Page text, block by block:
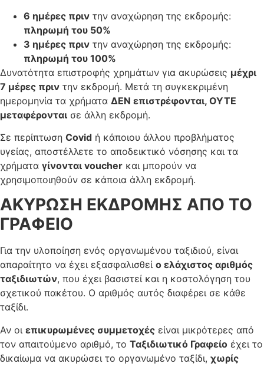
6 ημέρες πριν την αναχώρηση της εκδρομής:
πληρωμή του 50%
3 ημέρες πριν την αναχώρηση της εκδρομής:
πληρωμή του 100%
Δυνατότητα επιστροφής χρημάτων για ακυρώσεις μέχρι
7 μέρες πριν την εκδρομή. Μετά τη συγκεκριμένη
ημερομηνία τα χρήματα ΔΕΝ επιστρέφονται, ΟΥΤΕ
μεταφέρονται σε άλλη εκδρομή.
Σε περίπτωση Covid ή κάποιου άλλου προβλήματος
υγείας, αποστέλλετε το αποδεικτικό νόσησης και τα
χρήματα γίνονται voucher και μπορούν να
χρησιμοποιηθούν σε κάποια άλλη εκδρομή.
ΑΚΥΡΩΣΗ ΕΚΔΡΟΜΗΣ ΑΠΟ ΤΟ
ΓΡΑΦΕΙΟ
Για την υλοποίηση ενός οργανωμένου ταξιδιού, είναι
απαραίτητο να έχει εξασφαλισθεί ο ελάχιστος αριθμός
ταξιδιωτών, που έχει βασιστεί και η κοστολόγηση του
σχετικού πακέτου. Ο αριθμός αυτός διαφέρει σε κάθε
ταξίδι.
Αν οι επικυρωμένες συμμετοχές είναι μικρότερες από
τον απαιτούμενο αριθμό, το Ταξιδιωτικό Γραφείο έχει το
δικαίωμα να ακυρώσει το οργανωμένο ταξίδι, χωρίς